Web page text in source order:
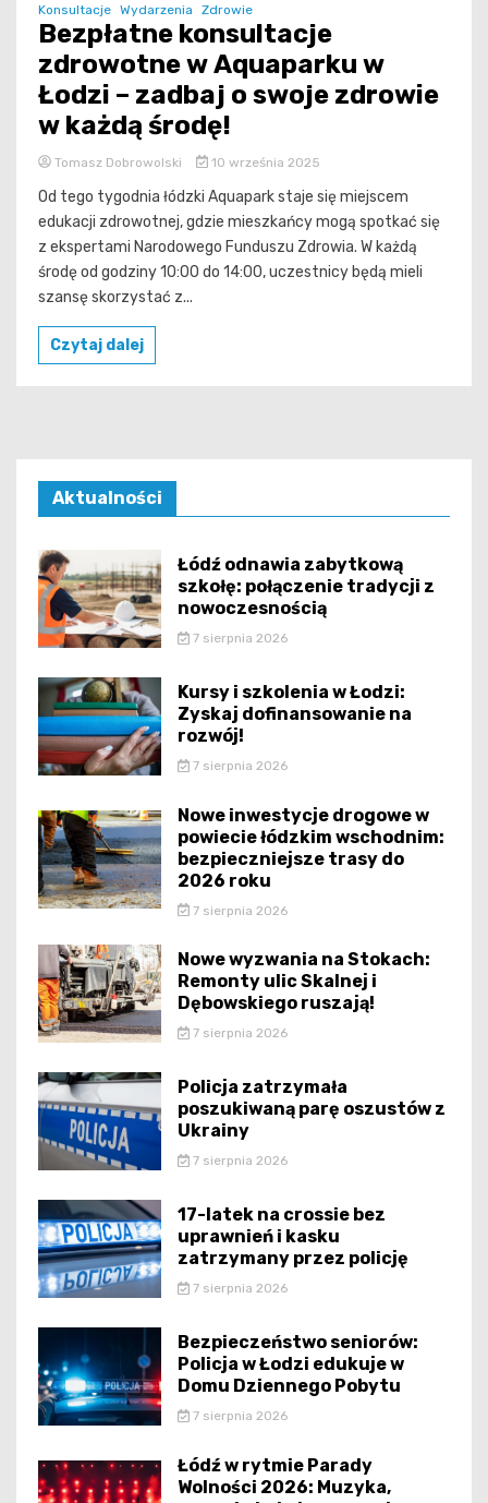
Konsultacje Wydarzenia Zdrowie
Bezpłatne konsultacje
zdrowotne w Aquaparku w
Łodzi – zadbaj o swoje zdrowie
w każdą środę!
Tomasz Dobrowolski 10 września 2025
Od tego tygodnia łódzki Aquapark staje się miejscem
edukacji zdrowotnej, gdzie mieszkańcy mogą spotkać się
z ekspertami Narodowego Funduszu Zdrowia. W każdą
środę od godziny 10:00 do 14:00, uczestnicy będą mieli
szansę skorzystać z...
Czytaj dalej
Aktualności
Łódź odnawia zabytkową
szkołę: połączenie tradycji z
nowoczesnością
7 sierpnia 2026
Kursy i szkolenia w Łodzi:
Zyskaj dofinansowanie na
rozwój!
7 sierpnia 2026
Nowe inwestycje drogowe w
powiecie łódzkim wschodnim:
bezpieczniejsze trasy do
2026 roku
7 sierpnia 2026
Nowe wyzwania na Stokach:
Remonty ulic Skalnej i
Dębowskiego ruszają!
7 sierpnia 2026
Policja zatrzymała
poszukiwaną parę oszustów z
Ukrainy
7 sierpnia 2026
17-latek na crossie bez
uprawnień i kasku
zatrzymany przez policję
7 sierpnia 2026
Bezpieczeństwo seniorów:
Policja w Łodzi edukuje w
Domu Dziennego Pobytu
7 sierpnia 2026
Łódź w rytmie Parady
Wolności 2026: Muzyka,